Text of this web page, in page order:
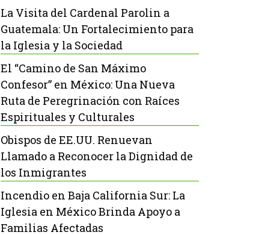
La Visita del Cardenal Parolin a
Guatemala: Un Fortalecimiento para
la Iglesia y la Sociedad
El “Camino de San Máximo
Confesor” en México: Una Nueva
Ruta de Peregrinación con Raíces
Espirituales y Culturales
Obispos de EE.UU. Renuevan
Llamado a Reconocer la Dignidad de
los Inmigrantes
Incendio en Baja California Sur: La
Iglesia en México Brinda Apoyo a
Familias Afectadas